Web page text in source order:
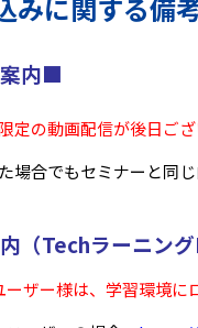
みに関する備
内■
定の動画配信が後日ござ
場合でもセミナーと同
（Techラーニン
ザー様は、学習環境に